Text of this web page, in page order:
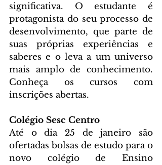
significativa. O estudante é
protagonista do seu processo de
desenvolvimento, que parte de
suas próprias experiências e
saberes e o leva a um universo
mais amplo de conhecimento.
Conheça os cursos com
inscrições abertas.
Colégio Sesc Centro
Até o dia 25 de janeiro são
ofertadas bolsas de estudo para o
novo colégio de Ensino